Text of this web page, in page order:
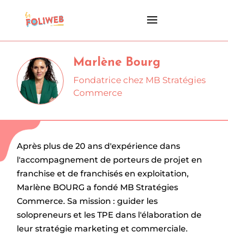
Marlène Bourg
Fondatrice chez MB Stratégies
Commerce
Après plus de 20 ans d'expérience dans
l'accompagnement de porteurs de projet en
franchise et de franchisés en exploitation,
Marlène BOURG a fondé MB Stratégies
Commerce. Sa mission : guider les
solopreneurs et les TPE dans l'élaboration de
leur stratégie marketing et commerciale.